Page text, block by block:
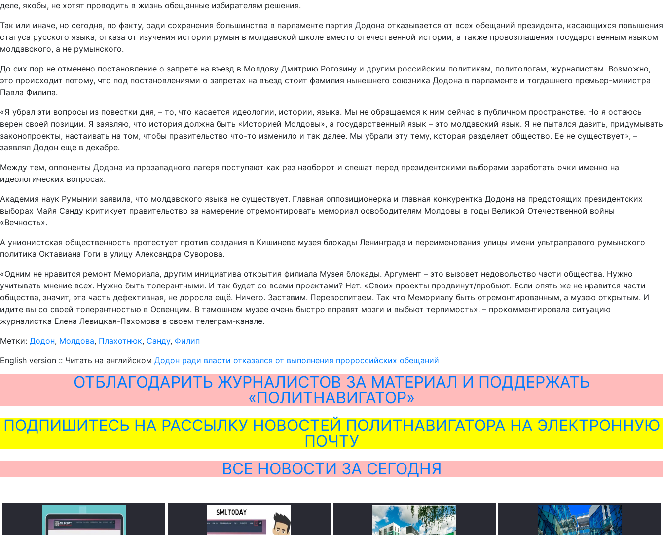
деле, якобы, не хотят проводить в жизнь обещанные избирателям решения.
Так или иначе, но сегодня, по факту, ради сохранения большинства в парламенте партия Додона отказывается от всех обещаний президента, касающихся повышения
статуса русского языка, отказа от изучения истории румын в молдавской школе вместо отечественной истории, а также провозглашения государственным языком
молдавского, а не румынского.
До сих пор не отменено постановление о запрете на въезд в Молдову Дмитрию Рогозину и другим российским политикам, политологам, журналистам. Возможно,
это происходит потому, что под постановлениями о запретах на въезд стоит фамилия нынешнего союзника Додона в парламенте и тогдашнего премьер-министра
Павла Филипа.
«Я убрал эти вопросы из повестки дня, – то, что касается идеологии, истории, языка. Мы не обращаемся к ним сейчас в публичном пространстве. Но я остаюсь
верен своей позиции. Я заявляю, что история должна быть «Историей Молдовы», а государственный язык – это молдавский язык. Я не пытался давить, придумывать
законопроекты, настаивать на том, чтобы правительство что-то изменило и так далее. Мы убрали эту тему, которая разделяет общество. Ее не существует», –
заявлял Додон еще в декабре.
Между тем, оппоненты Додона из прозападного лагеря поступают как раз наоборот и спешат перед президентскими выборами заработать очки именно на
идеологических вопросах.
Академия наук Румынии заявила, что молдавского языка не существует. Главная оппозиционерка и главная конкурентка Додона на предстоящих президентских
выборах Майя Санду критикует правительство за намерение отремонтировать мемориал освободителям Молдовы в годы Великой Отечественной войны
«Вечность».
А унионистская общественность протестует против создания в Кишиневе музея блокады Ленинграда и переименования улицы имени ультраправого румынского
политика Октавиана Гоги в улицу Александра Суворова.
«Одним не нравится ремонт Мемориала, другим инициатива открытия филиала Музея блокады. Аргумент – это вызовет недовольство части общества. Нужно
учитывать мнение всех. Нужно быть толерантными. И так будет со всеми проектами? Нет. «Свои» проекты продвинут/пробьют. Если опять же не нравится части
общества, значит, эта часть дефективная, не доросла ещё. Ничего. Заставим. Перевоспитаем. Так что Мемориалу быть отремонтированным, а музею открытым. И
идите вы со своей толерантностью в Освенцим. В тамошнем музее очень быстро вправят мозги и выбьют терпимость», – прокомментировала ситуацию
журналистка Елена Левицкая-Пахомова в своем телеграм-канале.
Метки: Додон, Молдова, Плахотнюк, Санду, Филип
English version :: Читать на английском Додон ради власти отказался от выполнения пророссийских обещаний
ОТБЛАГОДАРИТЬ ЖУРНАЛИСТОВ ЗА МАТЕРИАЛ И ПОДДЕРЖАТЬ
«ПОЛИТНАВИГАТОР»
ПОДПИШИТЕСЬ НА РАССЫЛКУ НОВОСТЕЙ ПОЛИТНАВИГАТОРА НА ЭЛЕКТРОННУЮ
ПОЧТУ
ВСЕ НОВОСТИ ЗА СЕГОДНЯ